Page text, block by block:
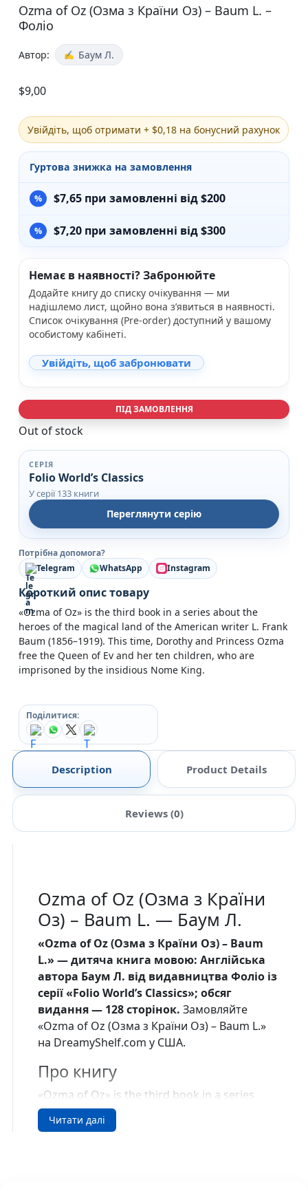
Ozma of Oz (Озма з Країни Оз) – Baum L. –
Фоліо
Автор: Баум Л.
$9,00
Увійдіть, щоб отримати + $0,18 на бонусний рахунок
Гуртова знижка на замовлення
$7,65 при замовленні від $200
$7,20 при замовленні від $300
Немає в наявності? Забронюйте
Додайте книгу до списку очікування — ми
надішлемо лист, щойно вона з’явиться в наявності.
Список очікування (Pre-order) доступний у вашому
особистому кабінеті.
Увійдіть, щоб забронювати
ПІД ЗАМОВЛЕННЯ
Out of stock
СЕРІЯ
Folio World’s Classics
У серії 133 книги
Переглянути серію
Потрібна допомога?
Telegram
WhatsApp Instagram
Короткий опис товару
«Ozma of Oz» is the third book in a series about the
heroes of the magical land of the American writer L. Frank
Baum (1856–1919). This time, Dorothy and Princess Ozma
free the Queen of Ev and her ten children, who are
imprisoned by the insidious Nome King.
Поділитися:
Description Product Details
Reviews (0)
Ozma of Oz (Озма з Країни
Оз) – Baum L. — Баум Л.
«Ozma of Oz (Озма з Країни Оз) – Baum
L.» — дитяча книга мовою: Англiйська
автора Баум Л. від видавництва Фоліо із
серії «Folio World’s Classics»; обсяг
видання — 128 сторінок. Замовляйте
«Ozma of Oz (Озма з Країни Оз) – Baum L.»
на DreamyShelf.com у США.
Про книгу
«Ozma of Oz» is the third book in a series
about the heroes of the magical land of the
American writer L. Frank Baum (1856–1919).
Читати далі